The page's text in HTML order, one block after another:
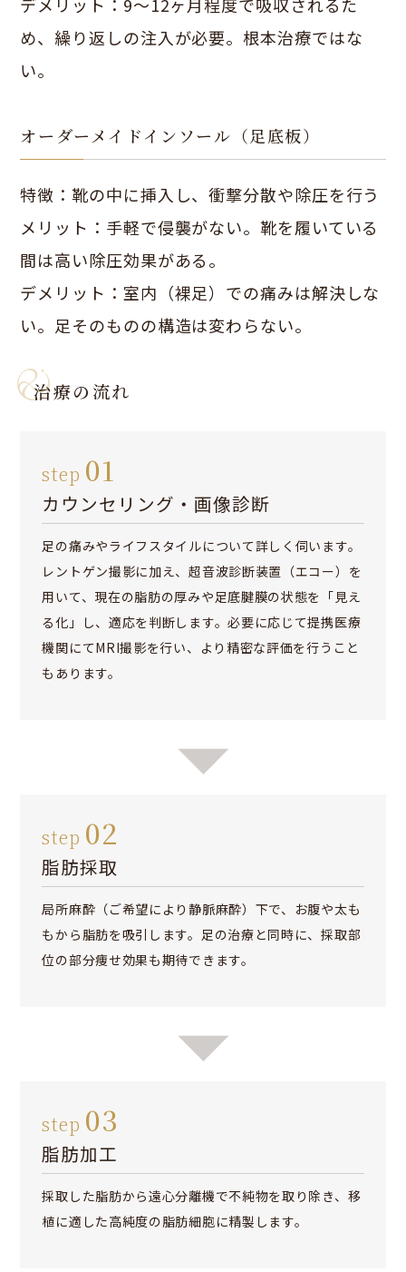
デメリット：9〜12ヶ月程度で吸収されるた
め、繰り返しの注入が必要。根本治療ではな
い。
オーダーメイドインソール（足底板）
特徴：靴の中に挿入し、衝撃分散や除圧を行う
メリット：手軽で侵襲がない。靴を履いている
間は高い除圧効果がある。
デメリット：室内（裸足）での痛みは解決しな
い。足そのものの構造は変わらない。
治療の流れ
step 01
カウンセリング・画像診断
足の痛みやライフスタイルについて詳しく伺います。
レントゲン撮影に加え、超音波診断装置（エコー）を
用いて、現在の脂肪の厚みや足底腱膜の状態を「見え
る化」し、適応を判断します。必要に応じて提携医療
機関にてMRI撮影を行い、より精密な評価を行うこと
もあります。
step 02
脂肪採取
局所麻酔（ご希望により静脈麻酔）下で、お腹や太も
もから脂肪を吸引します。足の治療と同時に、採取部
位の部分痩せ効果も期待できます。
step 03
脂肪加工
採取した脂肪から遠心分離機で不純物を取り除き、移
植に適した高純度の脂肪細胞に精製します。